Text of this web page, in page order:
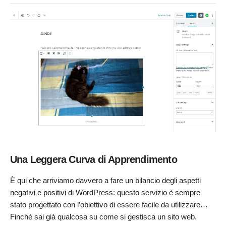
Una Leggera Curva di Apprendimento
È qui che arriviamo davvero a fare un bilancio degli aspetti
negativi e positivi di WordPress: questo servizio è sempre
stato progettato con l’obiettivo di essere facile da utilizzare…
Finché sai già qualcosa su come si gestisca un sito web.